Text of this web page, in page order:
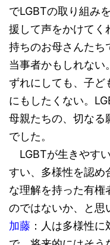
でLGBTの取り組み
援して声をかけてく
持ちのお母さんたち
当事者かもしれない
ずれにしても、子ど
にもしたくない。
母親たちの、切なる
でした。
LGBTが生きやす
すい、多様性を認め
な理解を持った有権
のではないか、と思
加藤 ：人は多様性